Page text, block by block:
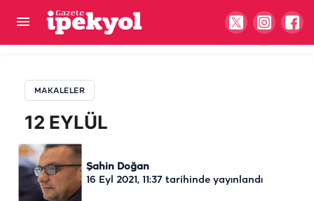
MAKALELER
12 EYLÜL
Şahin Doğan
16 Eyl 2021, 11:37 tarihinde yayınlandı
12 EYLÜL